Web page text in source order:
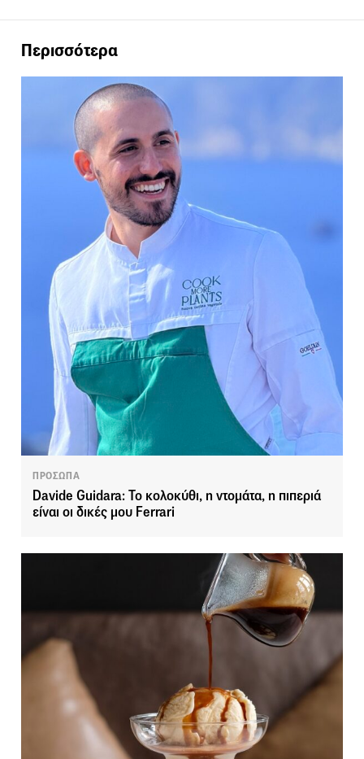
Περισσότερα
ΠΡΟΣΩΠΑ
Davide Guidara: Το κολοκύθι, η ντομάτα, η πιπεριά
είναι οι δικές μου Ferrari